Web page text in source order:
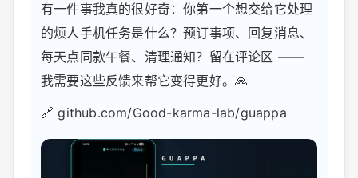
有一件事我真的很好奇：你第一个想交给它处理
的烦人手机任务是什么？预订事项、回复消息、
每天点同款午餐、清理通知？留在评论区 ——
我需要这些反馈来帮它变得更好。🙏
🔗 github.com/Good-karma-lab/guappa